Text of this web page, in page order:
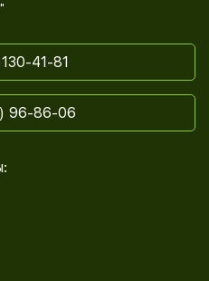
41-81
96-86-06